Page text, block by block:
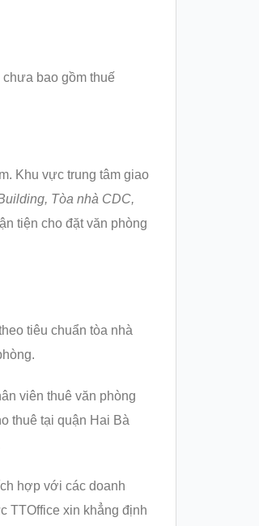
bao gồm thuế
Khu vực trung tâm giao
Tòa nhà CDC,
tiện cho đặt văn phòng
tiêu chuẩn tòa nhà
viên thuê văn phòng
thuê tại quận Hai Bà
hợp với các doanh
TTOffice xin khẳng định